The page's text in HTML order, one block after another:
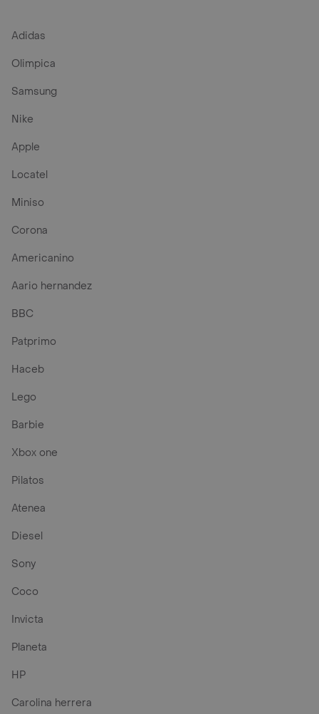
Adidas
Olimpica
Samsung
Nike
Apple
Locatel
Miniso
Corona
Americanino
Aario hernandez
BBC
Patprimo
Haceb
Lego
Barbie
Xbox one
Pilatos
Atenea
Diesel
Sony
Coco
Invicta
Planeta
HP
Carolina herrera